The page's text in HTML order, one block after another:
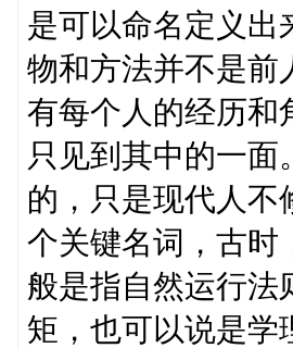
是可以命名定义出
物和方法并不是前
有每个人的经历和
只见到其中的一
的，只是现代人不
个关键名词，古时
般是指自然运行法
矩，也可以说是学